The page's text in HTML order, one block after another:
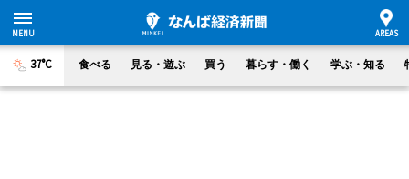
37°C 食べる 見る・遊ぶ 買う 暮らす・働く 学ぶ・知る